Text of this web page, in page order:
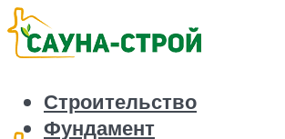
Строительство
Фундамент